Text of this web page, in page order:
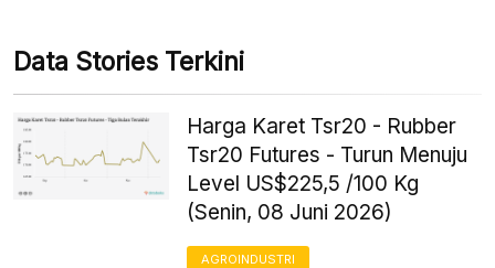
Data Stories Terkini
Harga Karet Tsr20 - Rubber
Tsr20 Futures - Turun Menuju
Level US$225,5 /100 Kg
(Senin, 08 Juni 2026)
AGROINDUSTRI